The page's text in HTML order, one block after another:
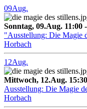
09Aug.
Sonntag, 09.Aug. 11:00
"Ausstellung: Die Magie
Horbach
12Aug.
Mittwoch, 12.Aug.
Ausstellung: Die Magie
Horbach